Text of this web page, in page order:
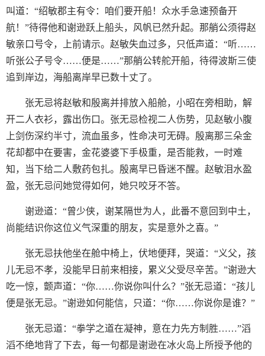
叫道：“绍敏郡主有令：咱们要开船！众水手急速预备开
航！”待得他和谢逊跃上船头，风帆已然升起。那艄公须得赵
敏亲口号令，上前请示。赵敏失血过多，只低声道：“听……
听张公子号令……便是……”那艄公转舵开船，待得波斯三使
追到岸边，海船离岸早已数十丈了。
张无忌将赵敏和殷离并排放入船舱，小昭在旁相助，解
开二人衣衫，露出伤口。张无忌检视二人伤势，见赵敏小腹
上剑伤深约半寸，流血虽多，性命决可无碍。殷离那三朵金
花却都中在要害，金花婆婆下手极重，是否能救，一时难
知，当下给二人敷药包扎。殷离早已昏迷不醒。赵敏泪水盈
盈，张无忌问她觉得如何，她只咬牙不答。
谢逊道：“曾少侠，谢某隔世为人，此番不意回到中土，
尚能结识你这位义气深重的朋友，实是意外之喜。”
张无忌扶他坐在舱中椅上，伏地便拜，哭道：“义父，孩
儿无忌不孝，没能早日前来相接，累义父受尽辛苦。”谢逊大
吃一惊，颤声道：“你……你说你叫什么？”张无忌道：“孩儿
便是张无忌。”谢逊如何能信，只道：“你……你说你是谁？”
张无忌道：“拳学之道在凝神，意在力先方制胜……”滔
滔不绝地背了下去，每一句都是谢逊在冰火岛上所授予他的